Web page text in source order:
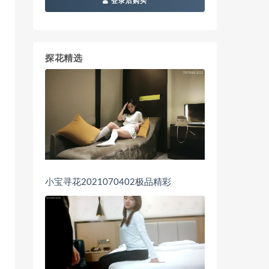
探花精选
小宝寻花2021070402极品精彩